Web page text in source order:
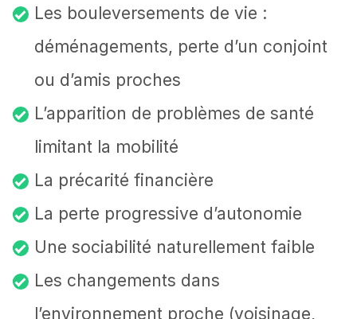
Les bouleversements de vie :
déménagements, perte d’un conjoint
ou d’amis proches
L’apparition de problèmes de santé
limitant la mobilité
La précarité financière
La perte progressive d’autonomie
Une sociabilité naturellement faible
Les changements dans
l’environnement proche (voisinage,